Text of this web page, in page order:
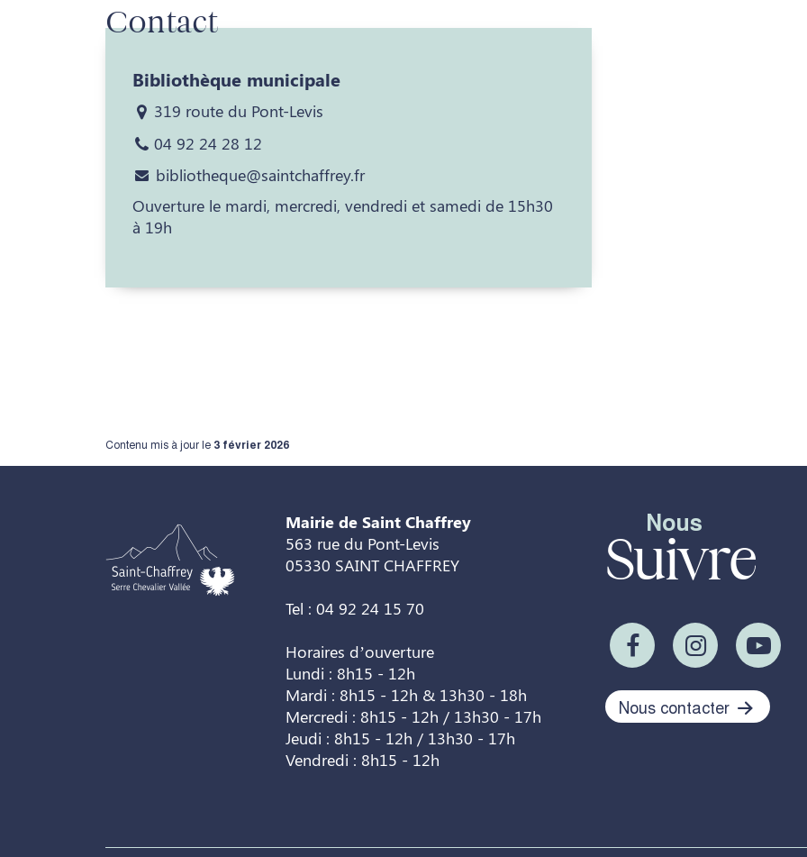
Contact
Bibliothèque municipale
319 route du Pont-Levis
04 92 24 28 12
bibliotheque@saintchaffrey.fr
Ouverture le mardi, mercredi, vendredi et samedi de 15h30
à 19h
Contenu mis à jour le 3 février 2026
Mairie de Saint Chaffrey
563 rue du Pont-Levis
05330 SAINT CHAFFREY
Tel : 04 92 24 15 70
Horaires d’ouverture
Lundi : 8h15 - 12h
Mardi : 8h15 - 12h & 13h30 - 18h
Mercredi : 8h15 - 12h / 13h30 - 17h
Jeudi : 8h15 - 12h / 13h30 - 17h
Vendredi : 8h15 - 12h
Nous
Suivre
Nous contacter